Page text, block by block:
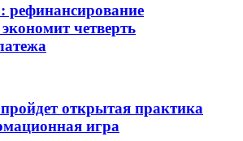
четверть
открытая практика
игра